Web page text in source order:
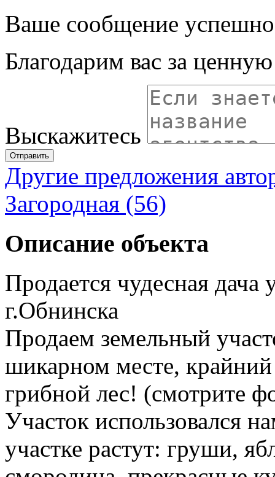
Ваше сообщение успешно
Благодарим вас за
Выскажитесь
Отправить
Другие предложения
Загородная (56)
Описание объекта
Продается чудесная дача
г.Обнинска
Продаем земельный
шикарном месте,
грибной лес! (смотрите
Участок использовался
участке растут: груши,